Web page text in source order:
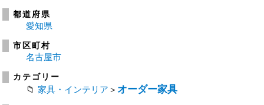
都道府県
愛知県
市区町村
名古屋市
カテゴリー
家具・インテリア ＞ オーダー家具